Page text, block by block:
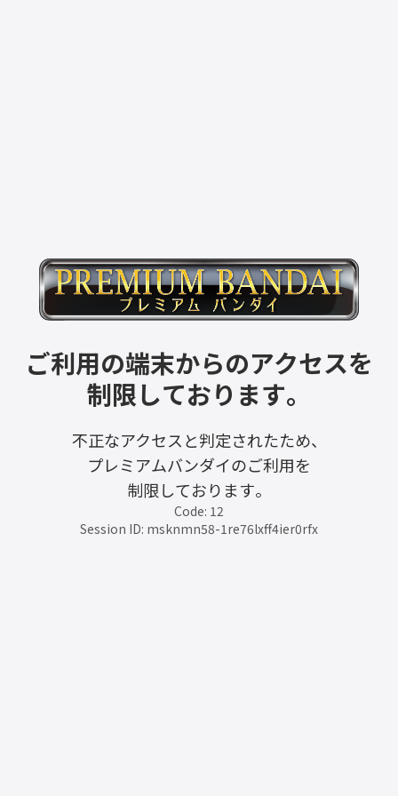
ご利用の端末からのアクセスを
制限しております。
不正なアクセスと判定されたため、
プレミアムバンダイのご利用を
制限しております。
Code: 12
Session ID: msknmn58-1re76lxff4ier0rfx